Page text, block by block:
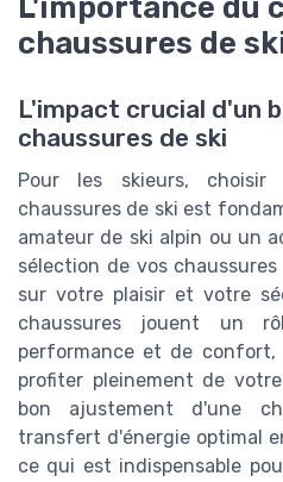
chaussures de
L'impact crucial d'un
chaussures de ski
Pour les skieurs,
chaussures de ski est
amateur de ski alpin ou un
sélection de vos
sur votre plaisir et votre
chaussures jouent un
performance et de confort,
profiter pleinement de
bon ajustement d'une
transfert d'énergie optimal
ce qui est indispensable